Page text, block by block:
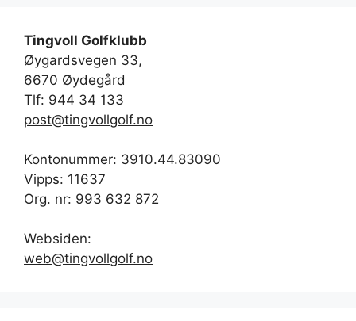
Tingvoll Golfklubb
Øygardsvegen 33,
6670 Øydegård
Tlf: 944 34 133
post@tingvollgolf.no
Kontonummer: 3910.44.83090
Vipps: 11637
Org. nr: 993 632 872
Websiden:
web@tingvollgolf.no